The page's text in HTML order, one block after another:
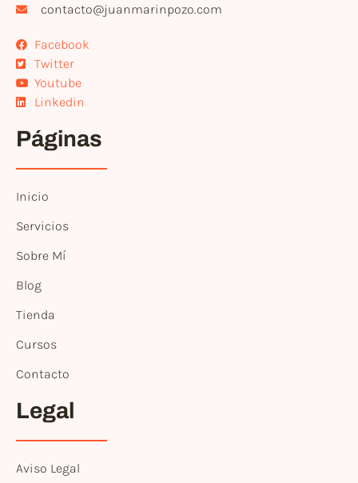
contacto@juanmarinpozo.com
Facebook
Twitter
Youtube
Linkedin
Páginas
Inicio
Servicios
Sobre Mí
Blog
Tienda
Cursos
Contacto
Legal
Aviso Legal